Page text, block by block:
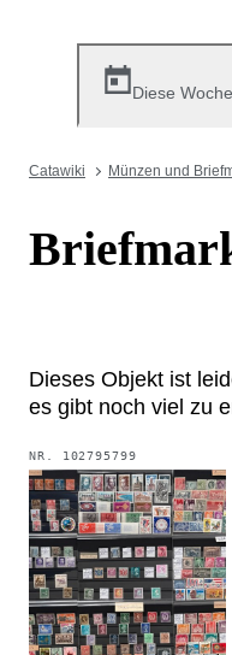
Diese Woche
Catawiki Münzen und
Dieses Objekt ist
es gibt noch viel zu
NR. 102795799